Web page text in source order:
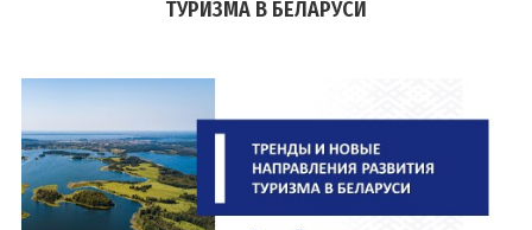
ТУРИЗМА В БЕЛАРУСИ